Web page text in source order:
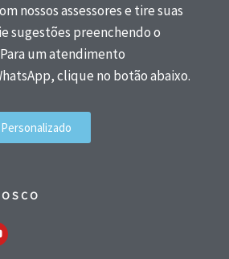
nossos assessores e tire suas
sugestões preenchendo o
um atendimento
clique no botão abaixo.